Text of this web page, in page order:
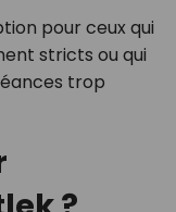
pour ceux qui
stricts ou qui
trop